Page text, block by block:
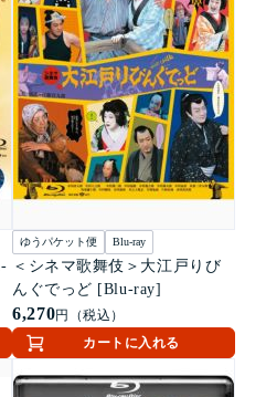
ゆうパケット便 Blu-ray
＜シネマ歌舞伎＞大江戸りび
んぐでっど [Blu-ray]
6,270円（税込）
カートに入れる